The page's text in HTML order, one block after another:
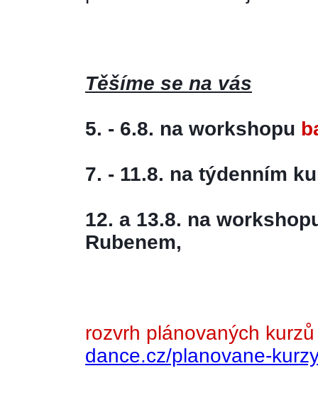
Těšíme se na vás
5. - 6.8. na workshopu
7. - 11.8. na týdenním
12. a 13.8. na
Rubenem,
rozvrh plánovaných
dance.cz/planovane-